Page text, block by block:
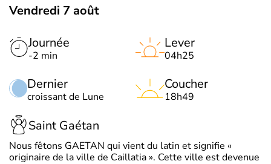
Vendredi 7 août
Journée
-2 min
Dernier
croissant de Lune
Lever
04h25
Coucher
18h49
Saint Gaétan
Nous fêtons GAETAN qui vient du latin et signifie «
originaire de la ville de Caillatia ». Cette ville est devenue